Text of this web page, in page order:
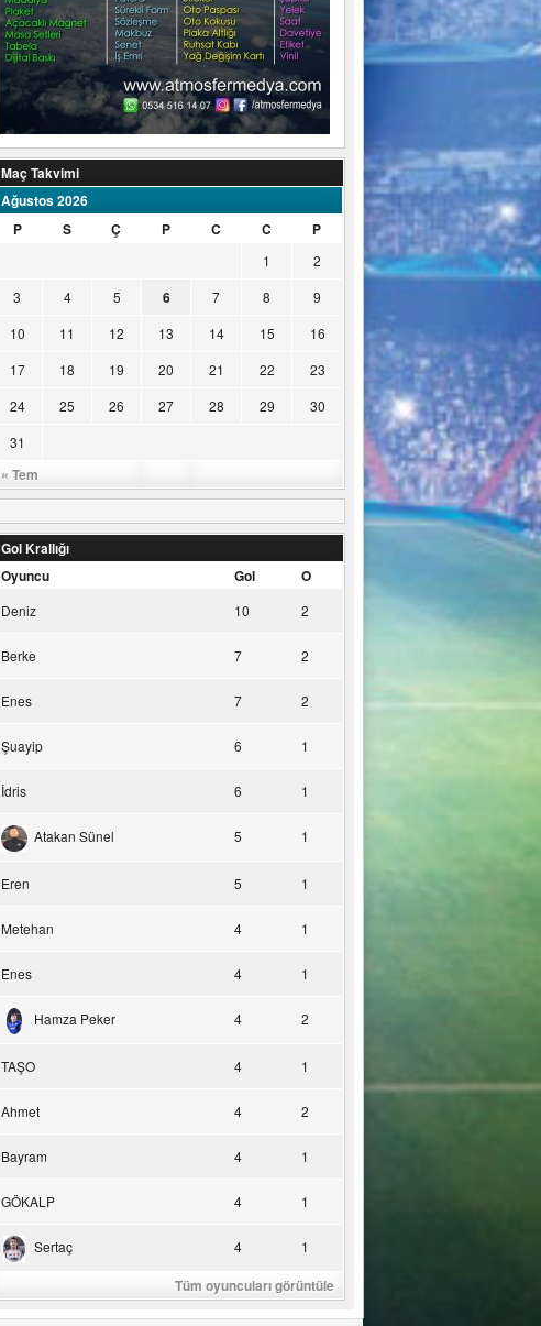
Maç Takvimi
Ağustos 2026
P
S Ç P C C P
« Tem
1
2
3
4 5 6 7 8
9
10
11 12 13 14 15
16
17
18 19 20 21 22
23
24
25 26 27 28 29
30
31
Gol Krallığı
Oyuncu
Gol O
Deniz 10 2
Berke 7 2
Enes 7 2
Şuayip 6 1
İdris 6 1
Atakan Sünel 5 1
Eren 5 1
Metehan 4 1
Enes 4 1
Hamza Peker 4 2
TAŞO 4 1
Ahmet 4 2
Bayram 4 1
GÖKALP 4 1
Sertaç 4 1
Tüm oyuncuları görüntüle